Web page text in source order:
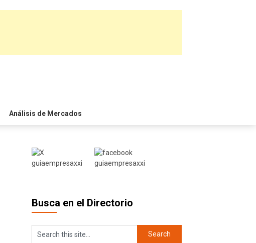
Análisis de Mercados
Busca en el Directorio